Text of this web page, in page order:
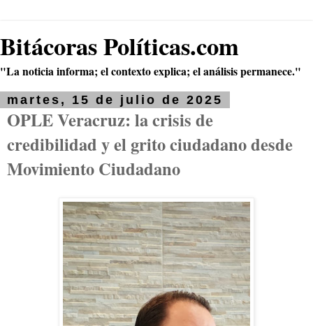
Bitácoras Políticas.com
"La noticia informa; el contexto explica; el análisis permanece."
martes, 15 de julio de 2025
OPLE Veracruz: la crisis de
credibilidad y el grito ciudadano desde
Movimiento Ciudadano